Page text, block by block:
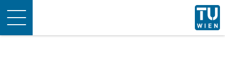
Toggle
navigation